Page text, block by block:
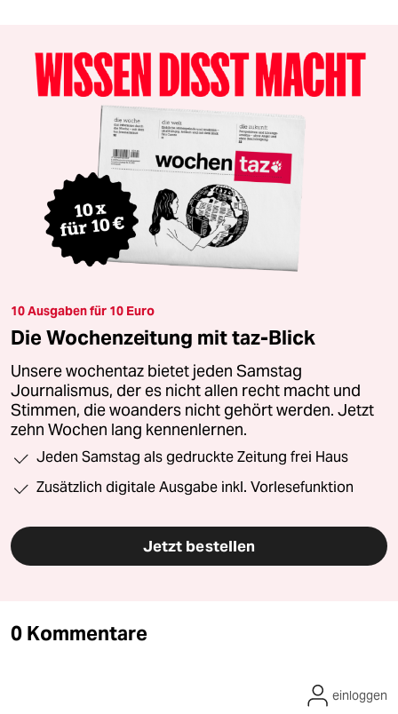
10 Ausgaben für 10 Euro
Die Wochenzeitung mit taz-Blick
Unsere wochentaz bietet jeden Samstag
Journalismus, der es nicht allen recht macht und
Stimmen, die woanders nicht gehört werden. Jetzt
zehn Wochen lang kennenlernen.
Jeden Samstag als gedruckte Zeitung frei Haus
Zusätzlich digitale Ausgabe inkl. Vorlesefunktion
Jetzt bestellen
0 Kommentare
einloggen